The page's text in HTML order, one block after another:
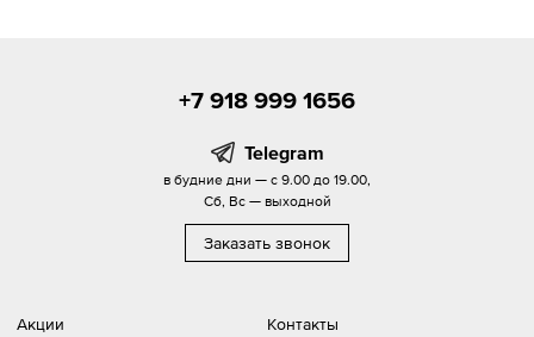
Акции Контакты
+7 918 999 1656
Telegram
в будние дни — с 9.00 до 19.00,
Сб, Вс — выходной
Заказать звонок